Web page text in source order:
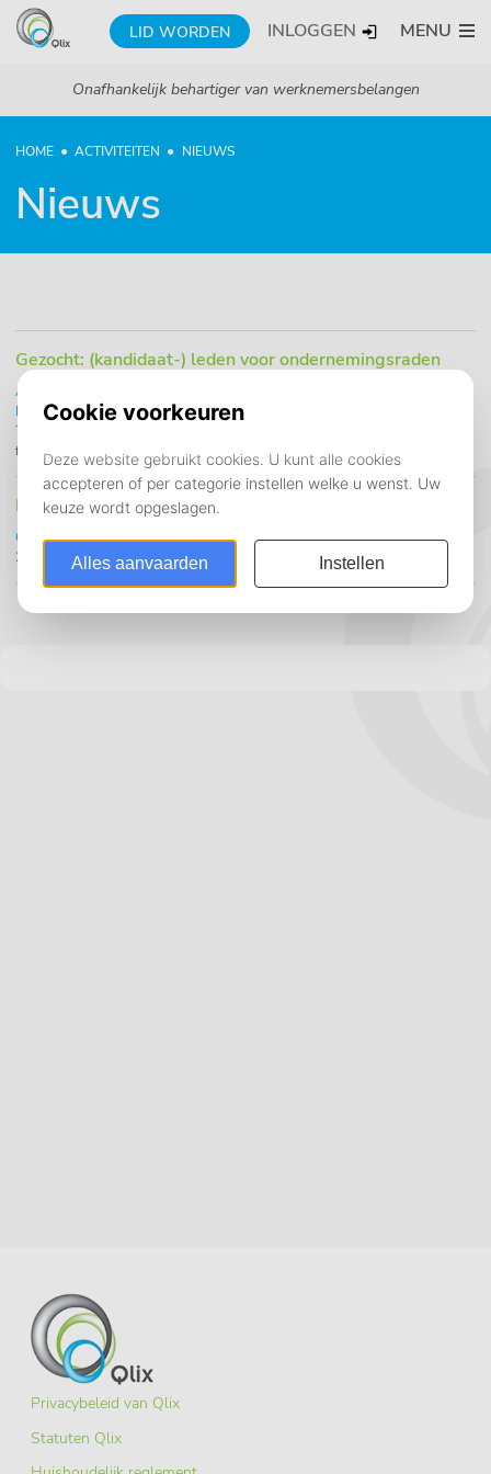
LID WORDEN INLOGGEN MENU
Onafhankelijk behartiger van werknemersbelangen
HOME ACTIVITEITEN NIEUWS
Nieuws
Gezocht: (kandidaat-) leden voor ondernemingsraden
Alcatel - Lucent
IPG
Koning en Hartman KPN Sitel
Telfort
februari 2019
Het cao boekje WFC
Cendris Conduent IPG Sitel Teleperformance Webhelp
WFC
24 september 2018
Privacybeleid van Qlix
Statuten Qlix